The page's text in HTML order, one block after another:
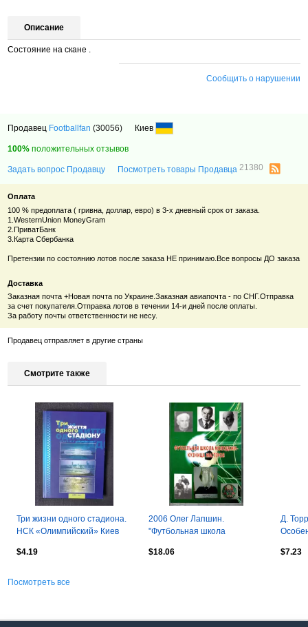
Описание
Состояние на скане .
Сообщить о нарушении
Продавец Footballfan (30056) Киев
100% положительных отзывов
Задать вопрос Продавцу Посмотреть товары Продавца21380
Оплата
100 % предоплата ( гривна, доллар, евро) в 3-х дневный срок от заказа.
1.WesternUnion MoneyGram
2.ПриватБанк
3.Карта Сбербанка
Претензии по состоянию лотов после заказа НЕ принимаю.Все вопросы ДО заказа
Доставка
Заказная почта +Новая почта по Украине.Заказная авиапочта - по СНГ.Отправка
за счет покупателя.Отправка лотов в течении 14-и дней после оплаты.
За работу почты ответственности не несу.
Продавец отправляет в другие страны
Смотрите также
Три жизни одного стадиона.
НСК «Олимпийский» Киев
$4.19
2006 Олег Лапшин.
"Футбольная школа
мастеров" 122 стр
$18.06
Д.
$7.23
Посмотреть все